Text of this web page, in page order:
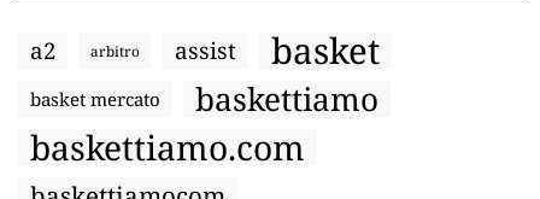
a2 arbitro assist basket
basket mercato baskettiamo
baskettiamo.com